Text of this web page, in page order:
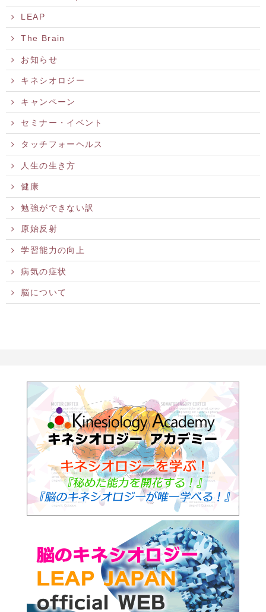
LEAP
The Brain
お知らせ
キネシオロジー
キャンペーン
セミナー・イベント
タッチフォーヘルス
人生の生き方
健康
勉強ができない訳
原始反射
学習能力の向上
病気の症状
脳について